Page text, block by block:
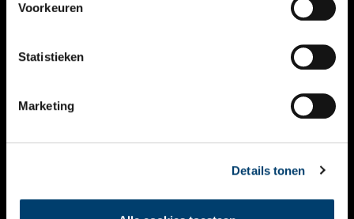
Voorkeuren
Statistieken
Marketing
Details tonen
KALENDER
THEMA’S
VIDEO’S
CONTACT